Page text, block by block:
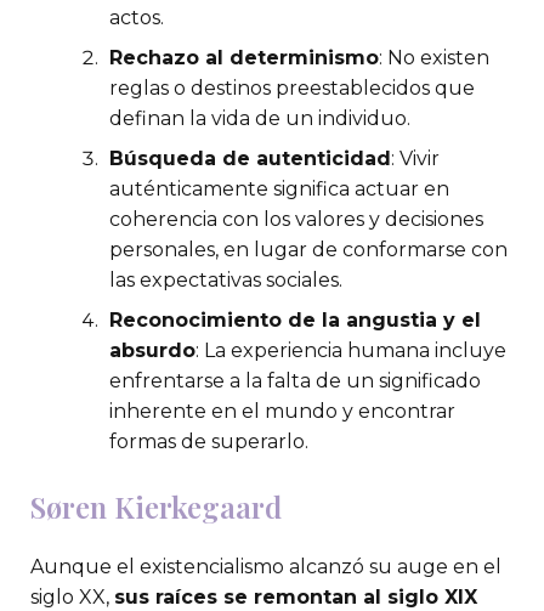
actos.
Rechazo al determinismo: No existen
reglas o destinos preestablecidos que
definan la vida de un individuo.
Búsqueda de autenticidad: Vivir
auténticamente significa actuar en
coherencia con los valores y decisiones
personales, en lugar de conformarse con
las expectativas sociales.
Reconocimiento de la angustia y el
absurdo: La experiencia humana incluye
enfrentarse a la falta de un significado
inherente en el mundo y encontrar
formas de superarlo.
Søren Kierkegaard
Aunque el existencialismo alcanzó su auge en el
siglo XX, sus raíces se remontan al siglo XIX